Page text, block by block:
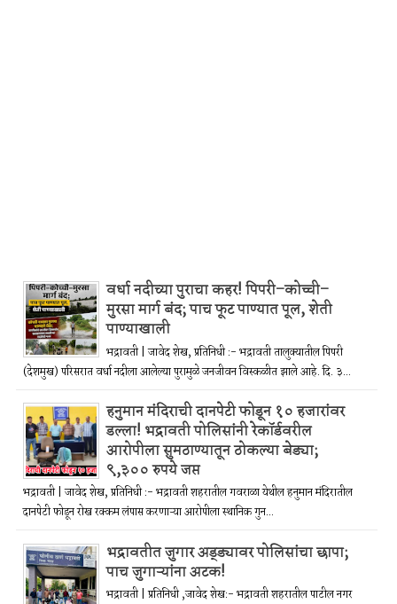
वर्धा नदीच्या पुराचा कहर! पिपरी–कोच्ची–
मुरसा मार्ग बंद; पाच फूट पाण्यात पूल, शेती
पाण्याखाली
भद्रावती | जावेद शेख, प्रतिनिधी :- भद्रावती तालुक्यातील पिपरी
(देशमुख) परिसरात वर्धा नदीला आलेल्या पुरामुळे जनजीवन विस्कळीत झाले आहे. दि. ३...
हनुमान मंदिराची दानपेटी फोडून १० हजारांवर
डल्ला! भद्रावती पोलिसांनी रेकॉर्डवरील
आरोपीला सुमठाण्यातून ठोकल्या बेड्या;
९,३०० रुपये जप्त
भद्रावती | जावेद शेख, प्रतिनिधी :- भद्रावती शहरातील गवराळा येथील हनुमान मंदिरातील
दानपेटी फोडून रोख रक्कम लंपास करणाऱ्या आरोपीला स्थानिक गुन...
भद्रावतीत जुगार अड्ड्यावर पोलिसांचा छापा;
पाच जुगाऱ्यांना अटक!
भद्रावती | प्रतिनिधी ,जावेद शेख:- भद्रावती शहरातील पाटील नगर